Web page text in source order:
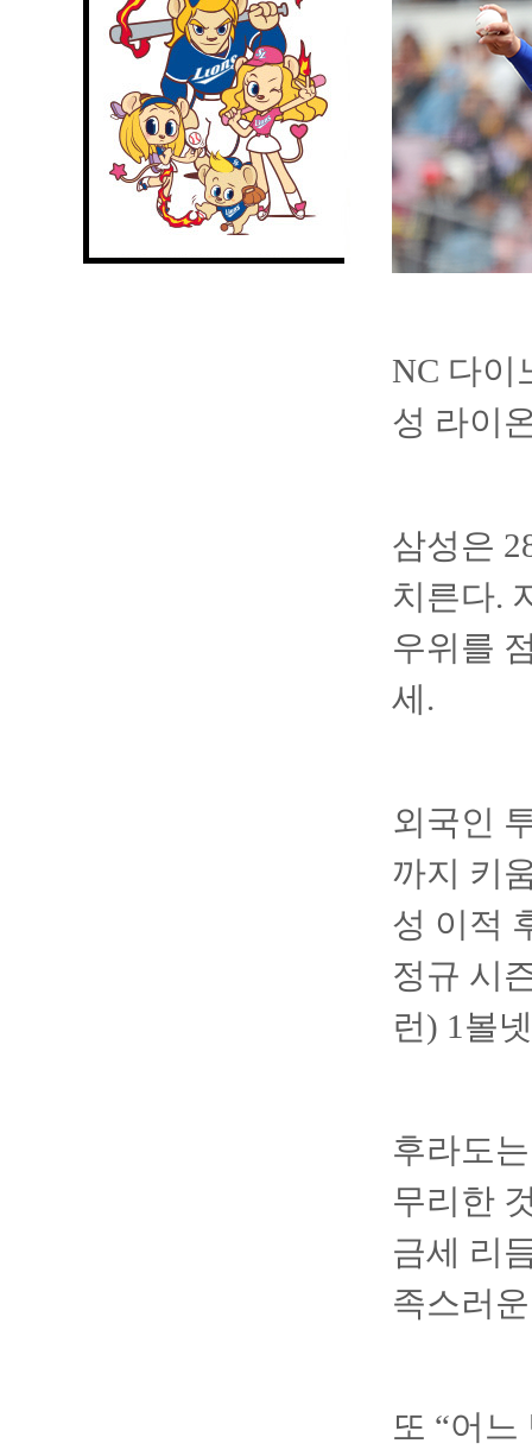
NC 다이
성 라이
삼성은
치른다.
우위를
세.
외국인
까지 키
성 이적
정규 시
런) 1볼
후라도
무리한
금세 리
족스러
또 “어